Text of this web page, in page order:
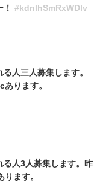
#kdnlhSmRxWDlv
人三人募集します。
ります。
る人3人募集します。昨
ます。